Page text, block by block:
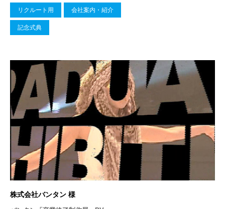
リクルート用 会社案内・紹介
記念式典
株式会社バンタン 様